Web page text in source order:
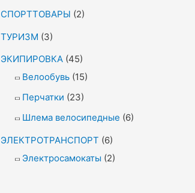
СПОРТТОВАРЫ (2)
ТУРИЗМ (3)
ЭКИПИРОВКА (45)
Велообувь (15)
Перчатки (23)
Шлема велосипедные (6)
ЭЛЕКТРОТРАНСПОРТ (6)
Электросамокаты (2)